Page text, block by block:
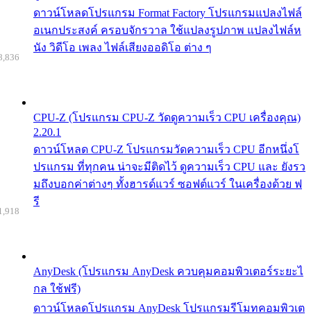
ดาวน์โหลดโปรแกรม Format Factory โปรแกรมแปลงไฟล์
อเนกประสงค์ ครอบจักรวาล ใช้แปลงรูปภาพ แปลงไฟล์ห
นัง วิดีโอ เพลง ไฟล์เสียงออดิโอ ต่าง ๆ
CPU-Z (โปรแกรม CPU-Z วัดดูความเร็ว CPU เครื่องคุณ)
2.20.1
ดาวน์โหลด CPU-Z โปรแกรมวัดความเร็ว CPU อีกหนึ่งโ
ปรแกรม ที่ทุกคน น่าจะมีติดไว้ ดูความเร็ว CPU และ ยังรว
มถึงบอกค่าต่างๆ ทั้งฮารด์แวร์ ซอฟต์แวร์ ในเครื่องด้วย ฟ
รี
AnyDesk (โปรแกรม AnyDesk ควบคุมคอมพิวเตอร์ระยะไ
กล ใช้ฟรี)
ดาวน์โหลดโปรแกรม AnyDesk โปรแกรมรีโมทคอมพิวเต